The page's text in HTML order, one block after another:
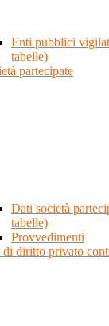
Enti pubblici
tabelle)
partecipate
Dati società
tabelle)
Provvedimenti
di diritto privato